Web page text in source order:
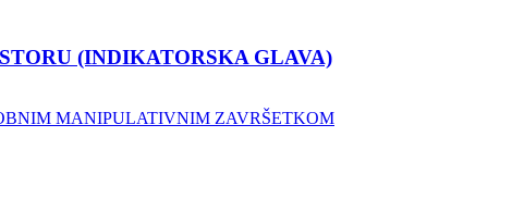
(INDIKATORSKA GLAVA)